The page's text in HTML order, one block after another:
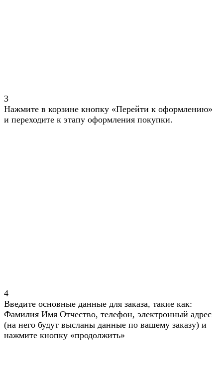
3
Нажмите в корзине кнопку «Перейти к оформлению»
и переходите к этапу оформления покупки.
4
Введите основные данные для заказа, такие как:
Фамилия Имя Отчество, телефон, электронный адрес
(на него будут высланы данные по вашему заказу) и
нажмите кнопку «продолжить»